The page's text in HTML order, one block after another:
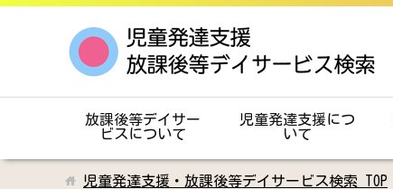
放課後等デイサー
ビスについて
児童発達支援につ
いて
児童発達支援・放課後等デイサービス検索 TOP